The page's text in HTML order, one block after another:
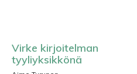
Virke kirjoitelman
tyyliyksikkönä